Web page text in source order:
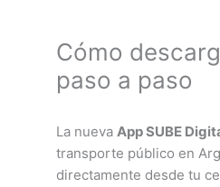
Cómo
paso a paso
La nuevaApp SUBE
transporte público en
directamente desde tu